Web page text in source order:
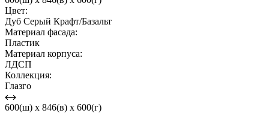
Цвет:
Дуб Серый Крафт/Базальт
Материал фасада:
Пластик
Материал корпуса:
ЛДСП
Коллекция:
Глазго
600(ш) x 846(в) x 600(г)